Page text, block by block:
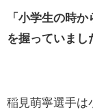
「小学生の時
を握っていまし
稲見萌寧選手は